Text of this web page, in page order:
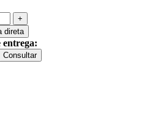
direta
entrega:
Consultar